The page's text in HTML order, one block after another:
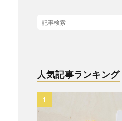
人気記事ランキング